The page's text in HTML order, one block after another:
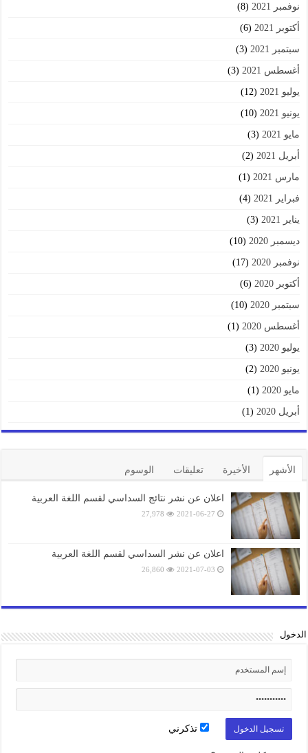
نوفمبر 2021 (8)
أكتوبر 2021 (6)
سبتمبر 2021 (3)
أغسطس 2021 (3)
يوليو 2021 (12)
يونيو 2021 (10)
مايو 2021 (3)
أبريل 2021 (2)
مارس 2021 (1)
فبراير 2021 (4)
يناير 2021 (3)
ديسمبر 2020 (10)
نوفمبر 2020 (17)
أكتوبر 2020 (6)
سبتمبر 2020 (10)
أغسطس 2020 (1)
يوليو 2020 (3)
يونيو 2020 (2)
مايو 2020 (1)
أبريل 2020 (1)
الأشهر الأخيرة تعليقات الوسوم
اعلان عن نشر نتائج السداسي لقسم اللغة العربية
2021-06-27
27,978
اعلان عن نشر السداسي لقسم اللغة العربية
2021-07-03
26,860
الدخول
تذكرني